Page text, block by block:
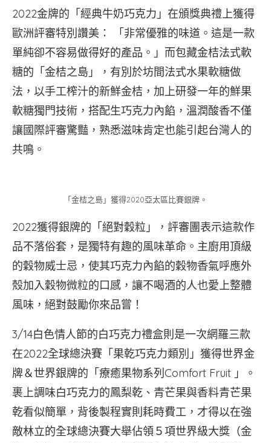
2022金牌的「經典牛奶巧克力」在頒獎典禮上獲得
歐洲評審特別讚美： 「非常優雅的味道。這是一款
單純卻不容易做得好的產品。」而包藏金桔法式軟
糖的「金桔之島」，有別於坊間法式水果軟糖做
法，以手工榨汁的新鮮金桔，加上研發一年的鮮果
軟糖獨門技術，搭配生巧克力內餡，溫潤酸香不僅
讓國際評審驚豔，熟悉滋味肯定也能引起台灣人的
共鳴。
「金桔之島」獲得2020亞太區比賽銀牌。
2022獲得銀牌的「絕對穀粒」，評審團表示這款作
品不落俗套，是獨特有趣的風味革命。主廚用頂級
的穀物威士忌，使其巧克力內餡的穀物香氣呼應外
殼加入穀物微粒的口感，讓不喝酒的人也愛上整體
風味，絕對鼓勵你來品嘗！
3/14白色情人節的白巧克力禮盒則是一次網羅三款
在2022全球總決賽「果乾巧克力類別」獲得世界金
牌＆世界銀牌的「療癒果物系列Comfort Fruit 」。
裹上調味白巧克力的鳳梨乾、青芒果與香料青芒果
乾看似簡單，背後製程實則耗時費工，才得以在強
敵林立的全球總決賽大舉佔領５項世界級大獎（金